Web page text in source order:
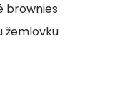
brownies
žemlovku